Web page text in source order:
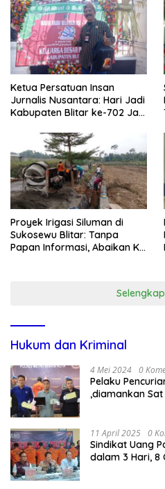
Ketua Persatuan Insan
Jurnalis Nusantara: Hari Jadi
Kabupaten Blitar ke-702 Jadi
Pembangunan
Proyek Irigasi Siluman di
Sukosewu Blitar: Tanpa
Papan Informasi, Abaikan K3,
Hukum dan Kriminal
4 Mei 2024 0
Pelaku
,diamankan Sat
11 April 2025 0
Sindikat Uang
dalam 3 Hari, 8